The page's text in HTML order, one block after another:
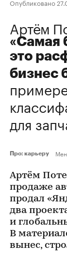
Опубликовано
Артём
«Самая
это
бизнес
для
Про: карьеру
Артём
продаже
продал
два
и
В
вынес,